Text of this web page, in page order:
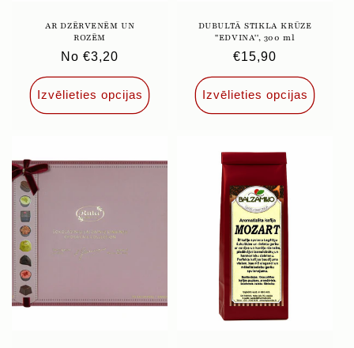
AR DZĒRVENĒM UN
ROZĒM
Parastā
cena
No €3,20
Izvēlieties opcijas
DUBULTĀ STIKLA KRŪZE
''EDVINA'', 300 ml
Parastā
cena
€15,90
Izvēlieties opcijas